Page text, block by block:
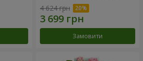
троянд
4 624 грн
Замовити